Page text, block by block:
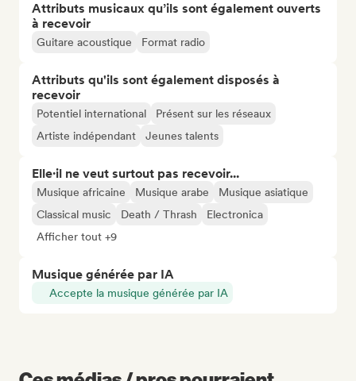
Attributs musicaux qu’ils sont également ouverts
à recevoir
Guitare acoustique Format radio
Attributs qu'ils sont également disposés à
recevoir
Potentiel international
Présent sur les réseaux
Artiste indépendant
Jeunes talents
Elle·il ne veut surtout pas recevoir...
Musique africaine Musique arabe
Musique asiatique
Classical music
Death / Thrash
Electronica
Afficher tout +9
Musique générée par IA
Accepte la musique générée par IA